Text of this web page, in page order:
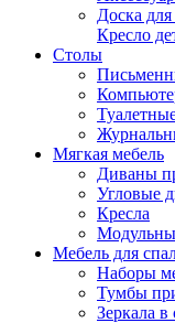
Доска для
Кресло
Столы
Мягкая мебель
Диваны
Угловые
Кресла
Мебель для
Наборы
Тумбы
Зеркала